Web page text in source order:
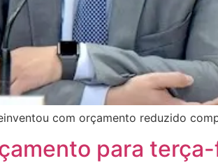
com orçamento reduzido
para